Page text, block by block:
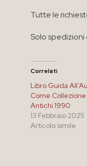
Tutte le
Solo
Correlati
Libro Guida
Come
Antichi 1990
13 Febbraio 2025
Articolo simile